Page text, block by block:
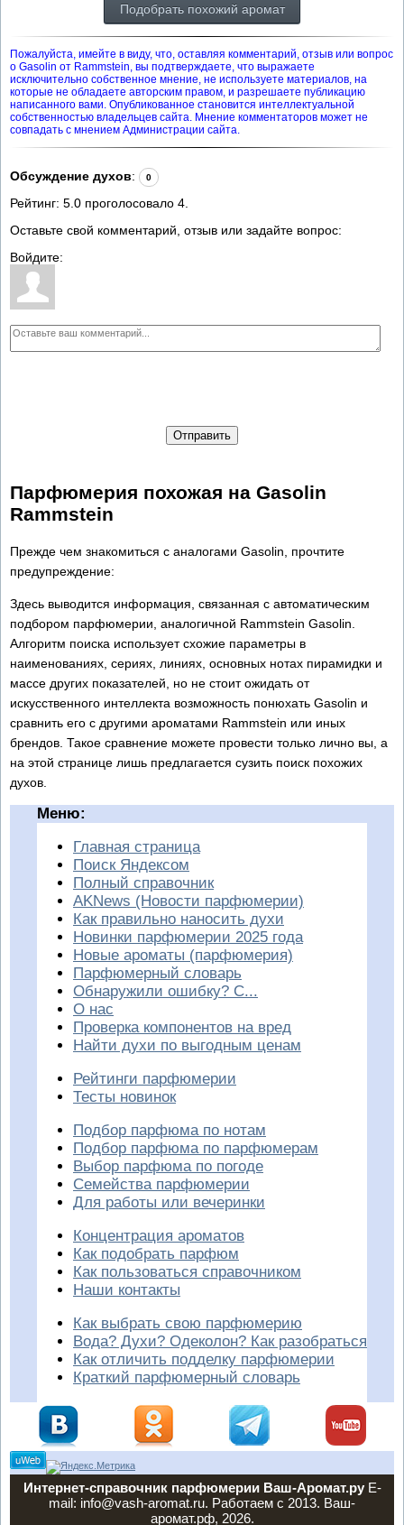
Подобрать похожий аромат
Пожалуйста, имейте в виду, что, оставляя комментарий, отзыв или вопрос
о Gasolin от Rammstein, вы подтверждаете, что выражаете
исключительно собственное мнение, не используете материалов, на
которые не обладаете авторским правом, и разрешаете публикацию
написанного вами. Опубликованное становится интеллектуальной
собственностью владельцев сайта. Мнение комментаторов может не
совпадать с мнением Администрации сайта.
Обсуждение духов: 0
Рейтинг: 5.0 проголосовало 4
Оставьте свой комментарий, отзыв или задайте вопрос:
Войдите:
Отправить
Парфюмерия похожая на Gasolin
Rammstein
Прежде чем знакомиться с аналогами Gasolin, прочтите
предупреждение:
Здесь выводится информация, связанная с автоматическим
подбором парфюмерии, аналогичной Rammstein Gasolin.
Алгоритм поиска использует схожие параметры в
наименованиях, сериях, линиях, основных нотах пирамидки и
массе других показателей, но не стоит ожидать от
искусственного интеллекта возможность понюхать Gasolin и
сравнить его с другими ароматами Rammstein или иных
брендов. Такое сравнение можете провести только лично вы, а
на этой странице лишь предлагается сузить поиск похожих
духов.
Меню:
Главная страница
Поиск Яндексом
Полный справочник
AKNews (Новости парфюмерии)
Как правильно наносить духи
Новинки парфюмерии 2025 года
Новые ароматы (парфюмерия)
Парфюмерный словарь
Обнаружили ошибку? С...
О нас
Проверка компонентов на вред
Найти духи по выгодным ценам
Рейтинги парфюмерии
Тесты новинок
Подбор парфюма по нотам
Подбор парфюма по парфюмерам
Выбор парфюма по погоде
Семейства парфюмерии
Для работы или вечеринки
Концентрация ароматов
Как подобрать парфюм
Как пользоваться справочником
Наши контакты
Как выбрать свою парфюмерию
Вода? Духи? Одеколон? Как разобраться
Как отличить подделку парфюмерии
Краткий парфюмерный словарь
Интернет-справочник парфюмерии Ваш-Аромат.руE-
mail: info@vash-aromat.ru. Работаем с 2013. Ваш-
аромат.рф, 2026.